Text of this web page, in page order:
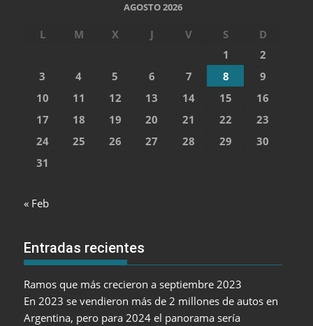
AGOSTO 2026
L M X J V S
D
1
2
3
4 5 6 7 8
9
10
11 12 13 14 15
16
17
18 19 20 21 22
23
24
25 26 27 28 29
30
31
« Feb
Entradas recientes
Ramos que más crecieron a septiembre 2023
En 2023 se vendieron más de 2 millones de autos en
Argentina, pero para 2024 el panorama sería